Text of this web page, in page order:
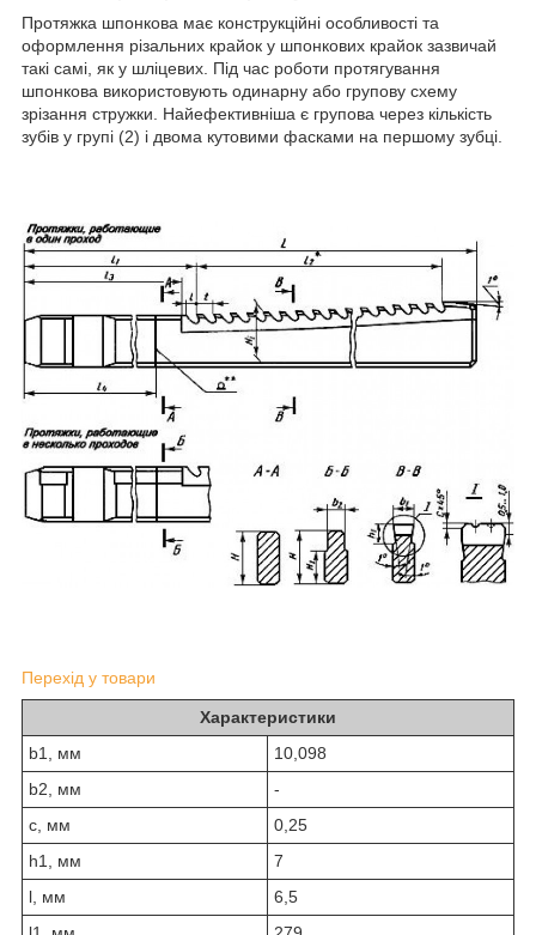
Протяжка шпонкова має конструкційні особливості та
оформлення різальних крайок у шпонкових крайок зазвичай
такі самі, як у шліцевих. Під час роботи протягування
шпонкова використовують одинарну або групову схему
зрізання стружки. Найефективніша є групова через кількість
зубів у групі (2) і двома кутовими фасками на першому зубці.
Перехід у товари
Характеристики
b1, мм
10,098
b2, мм
-
c, мм
0,25
h1, мм
7
l, мм
6,5